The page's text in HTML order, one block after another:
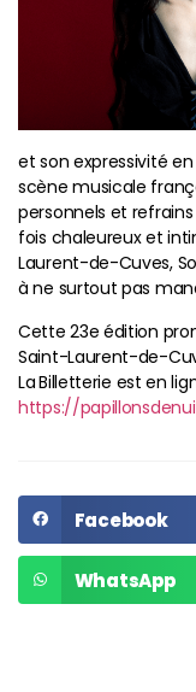
et son expressivité
scène musicale
personnels et
fois chaleureux et
Laurent-de-Cuves,
à ne surtout pas
Cette 23e édition
Saint-Laurent-de-
LaBilletterie est en
https://
Facebook
WhatsApp